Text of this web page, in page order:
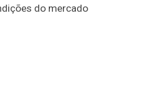
do mercado